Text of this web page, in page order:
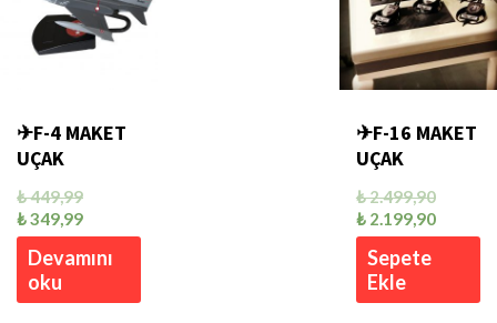
✈F-4 MAKET
UÇAK
₺449,99
₺349,99
Devamını
oku
✈F-16 MAKET
UÇAK
₺2.499,90
₺2.199,90
Sepete
Ekle